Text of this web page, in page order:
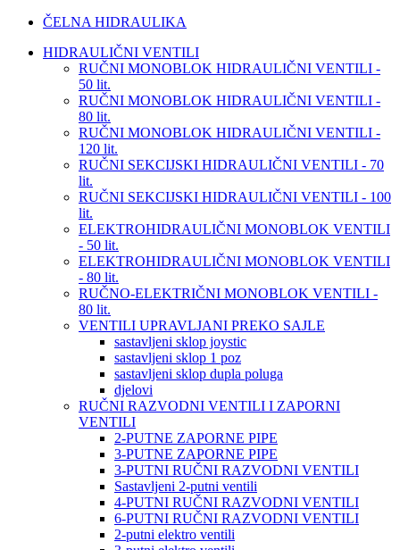
ČELNA HIDRAULIKA
HIDRAULIČNI VENTILI
RUČNI MONOBLOK HIDRAULIČNI VENTILI -
50 lit.
RUČNI MONOBLOK HIDRAULIČNI VENTILI -
80 lit.
RUČNI MONOBLOK HIDRAULIČNI VENTILI -
120 lit.
RUČNI SEKCIJSKI HIDRAULIČNI VENTILI - 70
lit.
RUČNI SEKCIJSKI HIDRAULIČNI VENTILI - 100
lit.
ELEKTROHIDRAULIČNI MONOBLOK VENTILI
- 50 lit.
ELEKTROHIDRAULIČNI MONOBLOK VENTILI
- 80 lit.
RUČNO-ELEKTRIČNI MONOBLOK VENTILI -
80 lit.
VENTILI UPRAVLJANI PREKO SAJLE
sastavljeni sklop joystic
sastavljeni sklop 1 poz
sastavljeni sklop dupla poluga
djelovi
RUČNI RAZVODNI VENTILI I ZAPORNI
VENTILI
2-PUTNE ZAPORNE PIPE
3-PUTNE ZAPORNE PIPE
3-PUTNI RUČNI RAZVODNI VENTILI
Sastavljeni 2-putni ventili
4-PUTNI RUČNI RAZVODNI VENTILI
6-PUTNI RUČNI RAZVODNI VENTILI
2-putni elektro ventili